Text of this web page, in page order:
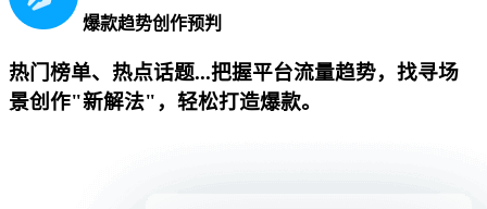
爆款趋势创作预判
热门榜单、热点话题...把握平台流量趋势，找寻场
景创作"新解法"，轻松打造爆款。